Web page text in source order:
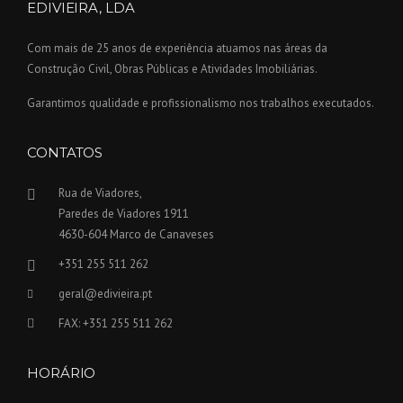
EDIVIEIRA, LDA
Com mais de 25 anos de experiência atuamos nas áreas da
Construção Civil, Obras Públicas e Atividades Imobiliárias.
Garantimos qualidade e profissionalismo nos trabalhos executados.
CONTATOS
Rua de Viadores,
Paredes de Viadores 1911
4630-604 Marco de Canaveses
+351 255 511 262
geral@edivieira.pt
FAX: +351 255 511 262
HORÁRIO